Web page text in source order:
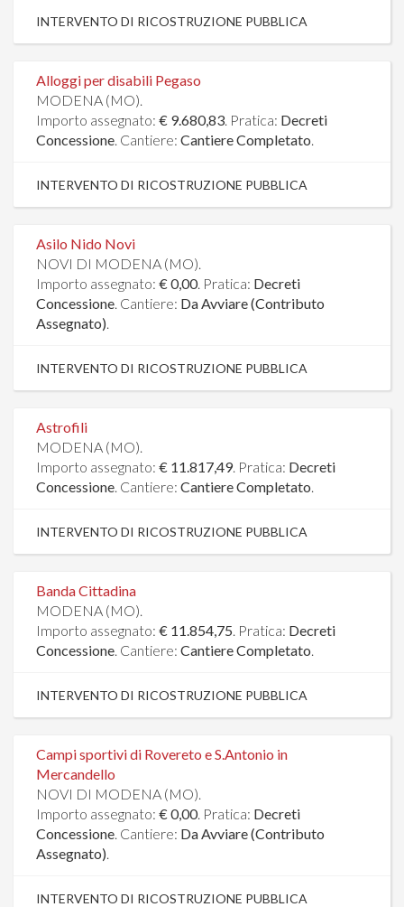
INTERVENTO DI RICOSTRUZIONE PUBBLICA
Alloggi per disabili Pegaso
MODENA (MO).
Importo assegnato: € 9.680,83. Pratica: Decreti
Concessione. Cantiere: Cantiere Completato.
INTERVENTO DI RICOSTRUZIONE PUBBLICA
Asilo Nido Novi
NOVI DI MODENA (MO).
Importo assegnato: € 0,00. Pratica: Decreti
Concessione. Cantiere: Da Avviare (Contributo
Assegnato).
INTERVENTO DI RICOSTRUZIONE PUBBLICA
Astrofili
MODENA (MO).
Importo assegnato: € 11.817,49. Pratica: Decreti
Concessione. Cantiere: Cantiere Completato.
INTERVENTO DI RICOSTRUZIONE PUBBLICA
Banda Cittadina
MODENA (MO).
Importo assegnato: € 11.854,75. Pratica: Decreti
Concessione. Cantiere: Cantiere Completato.
INTERVENTO DI RICOSTRUZIONE PUBBLICA
Campi sportivi di Rovereto e S.Antonio in
Mercandello
NOVI DI MODENA (MO).
Importo assegnato: € 0,00. Pratica: Decreti
Concessione. Cantiere: Da Avviare (Contributo
Assegnato).
INTERVENTO DI RICOSTRUZIONE PUBBLICA